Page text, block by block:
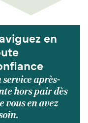
en
service après-
hors pair dès
vous en avez